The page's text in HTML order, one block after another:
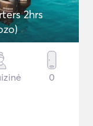
2hrs
0